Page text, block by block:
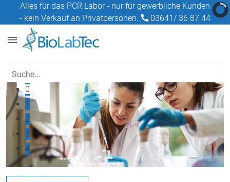
Alles für das PCR Labor - nur für gewerbliche Kunden
- kein Verkauf an Privatpersonen.
03641/ 36 87 44
0
1
2
3
4